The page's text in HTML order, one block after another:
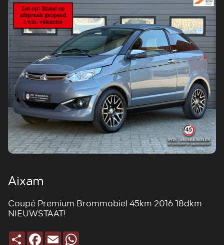
Aixam
Coupé Premium Brommobiel 45km 2016 18dkm
NIEUWSTAAT!
Deel Facebook
Email